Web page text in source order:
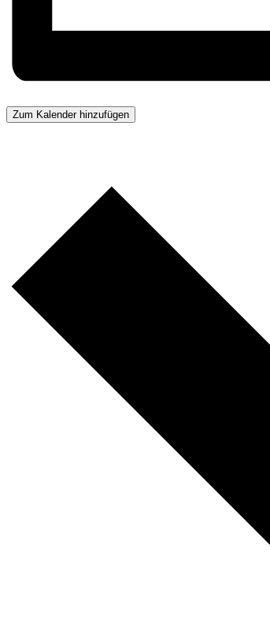
Zum Kalender hinzufügen